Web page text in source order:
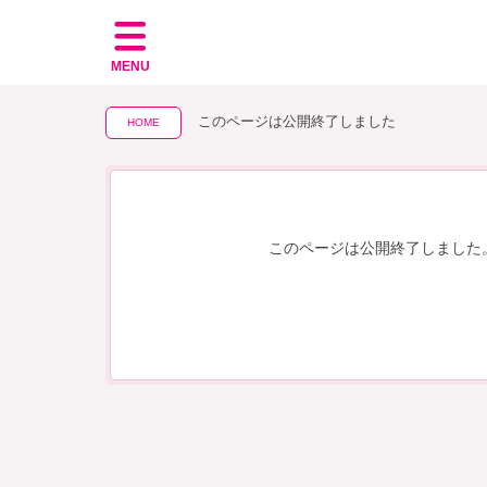
MENU
HOME このページは公開終了しました
このページは公開終了しました